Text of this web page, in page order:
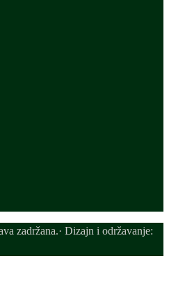
zadržana.· Dizajn i održavanje: